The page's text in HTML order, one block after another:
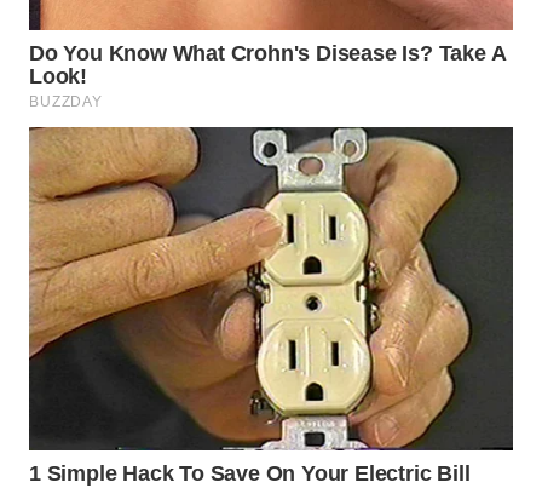
CIREBON
WN
INDRAMAYU
WN
KUNINGAN
WN
MAJALENGKA
WN